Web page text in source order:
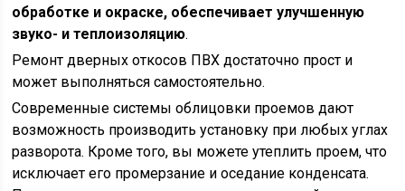
обработке и окраске, обеспечивает улучшенную
звуко- и теплоизоляцию.
Ремонт дверных откосов ПВХ достаточно прост и
может выполняться самостоятельно.
Современные системы облицовки проемов дают
возможность производить установку при любых углах
разворота. Кроме того, вы можете утеплить проем, что
исключает его промерзание и оседание конденсата.